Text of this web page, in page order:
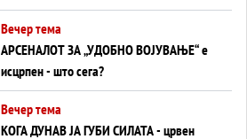
БЕЗ ФРОНТ
Вечер тема
АРСЕНАЛОТ ЗА „УДОБНО ВОЈУВАЊЕ“ е
исцрпен - што сега?
Вечер тема
КОГА ДУНАВ ЈА ГУБИ СИЛАТА - црвен